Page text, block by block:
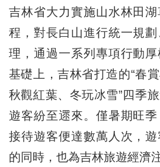
吉林省大力實施山水林田
程，對長白山進行統一規
理，通過一系列專項行動
基礎上，吉林省打造的“春
秋觀紅葉、冬玩冰雪”四季
遊客紛至遝來。僅暑期旺
接待遊客便達數萬人次，
的同時，也為吉林旅遊經濟